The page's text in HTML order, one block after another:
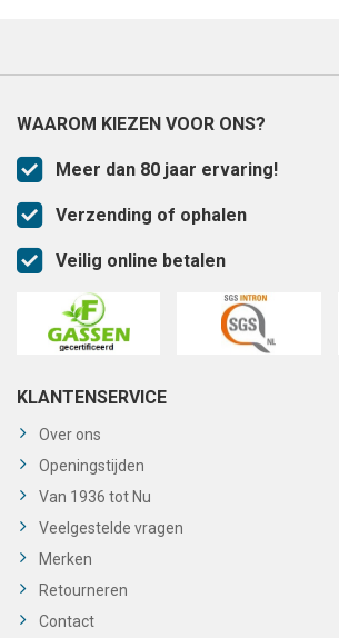
WAAROM KIEZEN VOOR ONS?
Meer dan 80 jaar ervaring!
Verzending of ophalen
Veilig online betalen
KLANTENSERVICE
Over ons
Openingstijden
Van 1936 tot Nu
Veelgestelde vragen
Merken
Retourneren
Contact